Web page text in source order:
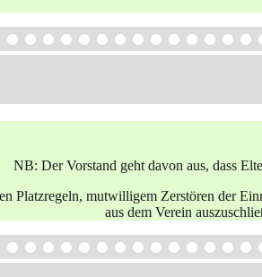
NB: Der Vorstand geht davon aus, dass
Platzregeln, mutwilligem Zerstören der
aus dem Verein